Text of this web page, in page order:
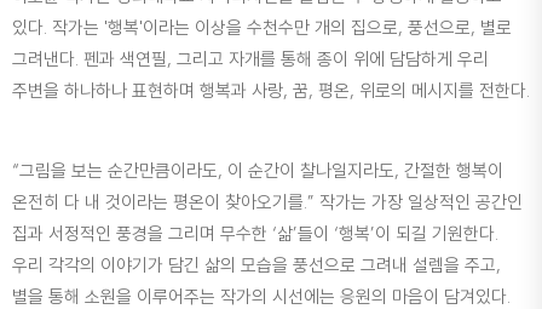
있다. 작가는 '행복'이라는 이상을 수천수만 개의 집으로, 풍선으로, 별로
그려낸다. 펜과 색연필, 그리고 자개를 통해 종이 위에 담담하게 우리
주변을 하나하나 표현하며 행복과 사랑, 꿈, 평온, 위로의 메시지를 전한다.
“그림을 보는 순간만큼이라도, 이 순간이 찰나일지라도, 간절한 행복이
온전히 다 내 것이라는 평온이 찾아오기를.” 작가는 가장 일상적인 공간인
집과 서정적인 풍경을 그리며 무수한 ‘삶’들이 ‘행복’이 되길 기원한다.
우리 각각의 이야기가 담긴 삶의 모습을 풍선으로 그려내 설렘을 주고,
별을 통해 소원을 이루어주는 작가의 시선에는 응원의 마음이 담겨있다.